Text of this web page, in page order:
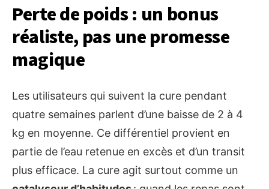
Perte de poids : un bonus
réaliste, pas une promesse
magique
Les utilisateurs qui suivent la cure pendant
quatre semaines parlent d’une baisse de 2 à 4
kg en moyenne. Ce différentiel provient en
partie de l’eau retenue en excès et d’un transit
plus efficace. La cure agit surtout comme un